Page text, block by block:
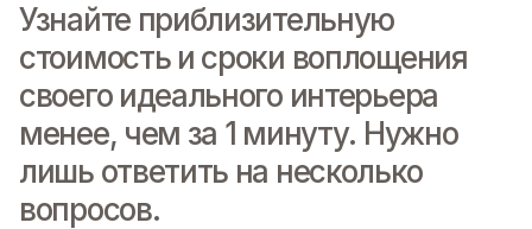
Узнайте приблизительную
стоимость и сроки воплощения
своего идеального интерьера
менее, чем за 1 минуту. Нужно
лишь ответить на несколько
вопросов.